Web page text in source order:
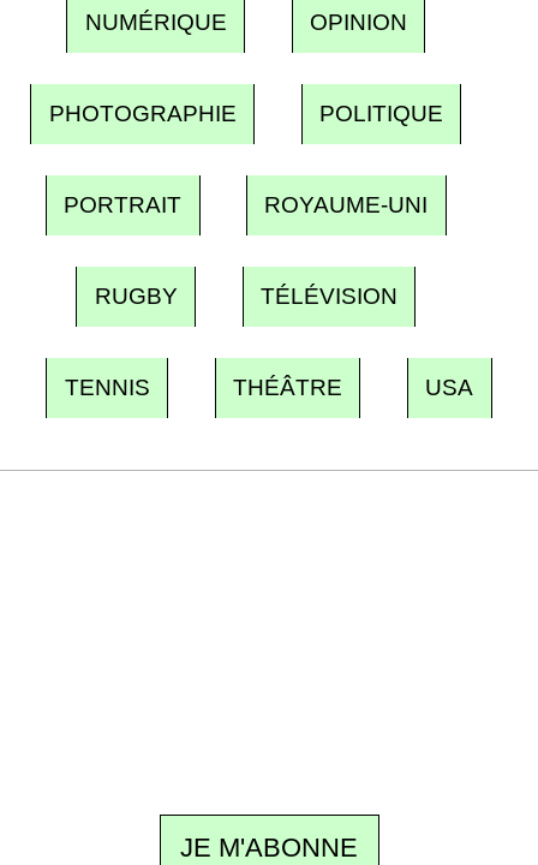
NUMÉRIQUE OPINION
PHOTOGRAPHIE POLITIQUE
PORTRAIT ROYAUME-UNI
RUGBY TÉLÉVISION
TENNIS THÉÂTRE USA
JE M'ABONNE